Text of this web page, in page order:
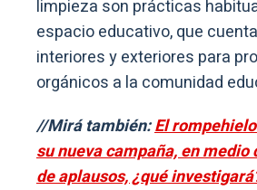
limpieza son prácticas
espacio educativo, que
interiores y exteriores para
orgánicos a la comunidad
//Mirá también:El
su nueva campaña, en medio
de aplausos, ¿qué